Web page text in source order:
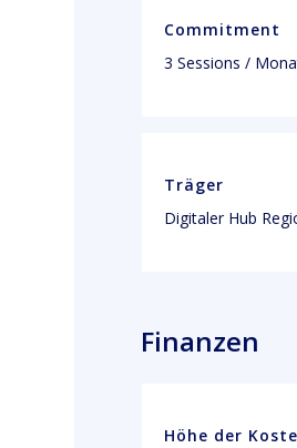
Commitment
3 Sessions /
Träger
Digitaler Hub
Finanzen
Höhe der